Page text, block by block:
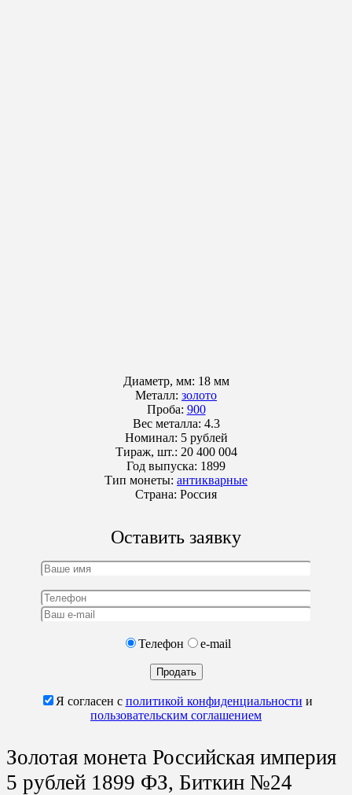
Диаметр, мм: 18 мм
Металл: золото
Проба: 900
Вес металла: 4.3
Номинал: 5 рублей
Тираж, шт.: 20 400 004
Год выпуска: 1899
Тип монеты: антикварные
Страна: Россия
Оставить заявку
Телефон e-mail
Продать
Я согласен с политикой конфиденциальности и
пользовательским соглашением
Золотая монета Российская империя
5 рублей 1899 ФЗ, Биткин №24